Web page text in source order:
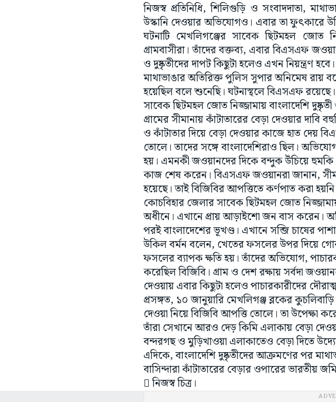
নিজস্ব প্রতিনিধি, শিলিগুড়ি ও সংবাদদাতা,
উস্কানি দেওয়ার অভিযোগও। এবার তা ফুৎকারে
ঘটনাটি মেখলিগঞ্জের সাবেক ছিটমহল জোত
গ্রামবাসীরা। তাঁদের বক্তব্য, এবার বিএসএফ
ও দুষ্কৃতীদের দাপট কিছুটা হলেও এখন নিয়ন্ত্রণ হবে।
মাথাভাঙার অতিরিক্ত পুলিস সুপার অনিমেষ রায়
হয়েছিল বলে শুনেছি। ঘটনাস্থলে বিএসএফ রয়েছে।
সাবেক ছিটমহল জোত নিজ্জামায় বাংলাদেশি
গ্রামের সীমানায় কাঁটাতারের বেড়া দেওয়ার দাবি
ও কাঁটাতার দিয়ে বেড়া দেওয়ার কাজে হাত দেয়
তোলে। তাদের সঙ্গে বাংলাদেশিরাও ছিল।
হয়। এমনকী জওয়ানদের দিকে বন্দুক উঁচিয়ে হুমকি
কাজ শেষ করেন। বিএসএফ জওয়ানরা জানান,
হয়েছে। তাই বিজিবির আপত্তিতে কর্ণপাত করা
কোচবিহার জেলার সাবেক ছিটমহল জোত
অধীনে। এখানে প্রায় আড়াইশো জন বাস করেন।
পরই বাংলাদেশের ভূখণ্ড। এখানে সব্জি চাষের
উকিল বর্মন বলেন, খেতের ফসলের উপর দিয়ে
ফসলের ব্যাপক ক্ষতি হয়। তাঁদের অভিযোগ,
করেছিল বিজিবি। গ্রাম ও দেশ রক্ষায় সর্বদা
দেওয়ায় এবার কিছুটা হলেও পাচারকারীদের
প্রসঙ্গত, ১০ জানুয়ারি মেখলিগঞ্জ ব্লকের
দেওয়া নিয়ে বিজিবি আপত্তি তোলে। তা উপেক্ষা
তাঁরা সেখানে আরও দেড় কিমি এলাকায় বেড়া
বন্দরগছ ও মুড়িখাওয়া এলাকাতেও বেড়া দিতে
এদিকে, বাংলাদেশি দুষ্কৃতীদের আক্রমণের পর
বাসিন্দারা কাঁটাতারের বেড়ার ওপারের ভারতীয়
 নিজস্ব চিত্র।